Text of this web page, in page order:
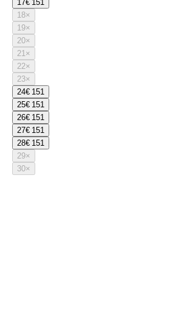
17€ 151
18×
19×
20×
21×
22×
23×
24€ 151
25€ 151
26€ 151
27€ 151
28€ 151
29×
30×